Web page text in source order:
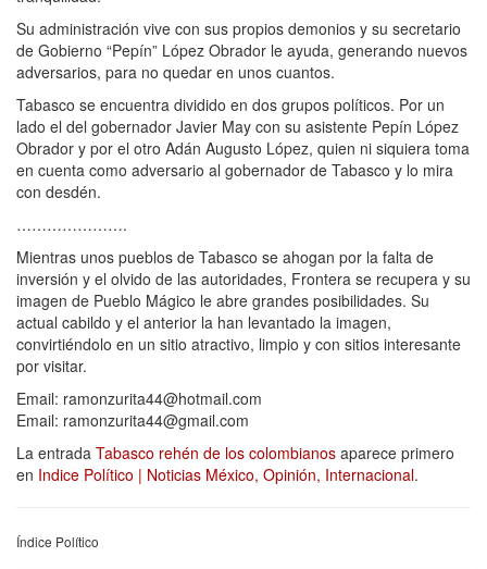
Su administración vive con sus propios demonios y su secretario
de Gobierno “Pepín” López Obrador le ayuda, generando nuevos
adversarios, para no quedar en unos cuantos.
Tabasco se encuentra dividido en dos grupos políticos. Por un
lado el del gobernador Javier May con su asistente Pepín López
Obrador y por el otro Adán Augusto López, quien ni siquiera toma
en cuenta como adversario al gobernador de Tabasco y lo mira
con desdén.
………………….
Mientras unos pueblos de Tabasco se ahogan por la falta de
inversión y el olvido de las autoridades, Frontera se recupera y su
imagen de Pueblo Mágico le abre grandes posibilidades. Su
actual cabildo y el anterior la han levantado la imagen,
convirtiéndolo en un sitio atractivo, limpio y con sitios interesante
por visitar.
Email: ramonzurita44@hotmail.com
Email: ramonzurita44@gmail.com
La entrada Tabasco rehén de los colombianos aparece primero
en Indice Político | Noticias México, Opinión, Internacional.
Índice Político